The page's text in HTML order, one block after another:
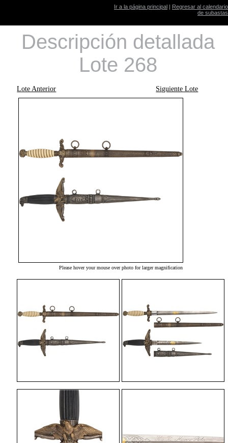
Ir a la página principal | Regresar al calendario
de subastas
Descripción detallada
Lote 268
Lote Anterior Siguiente Lote
Please hover your mouse over photo for larger magnification